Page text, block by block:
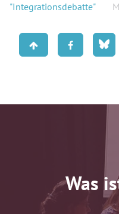
"Integrationsdebatte"
Was